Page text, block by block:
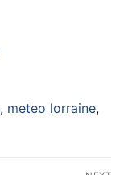
, meteo lorraine,